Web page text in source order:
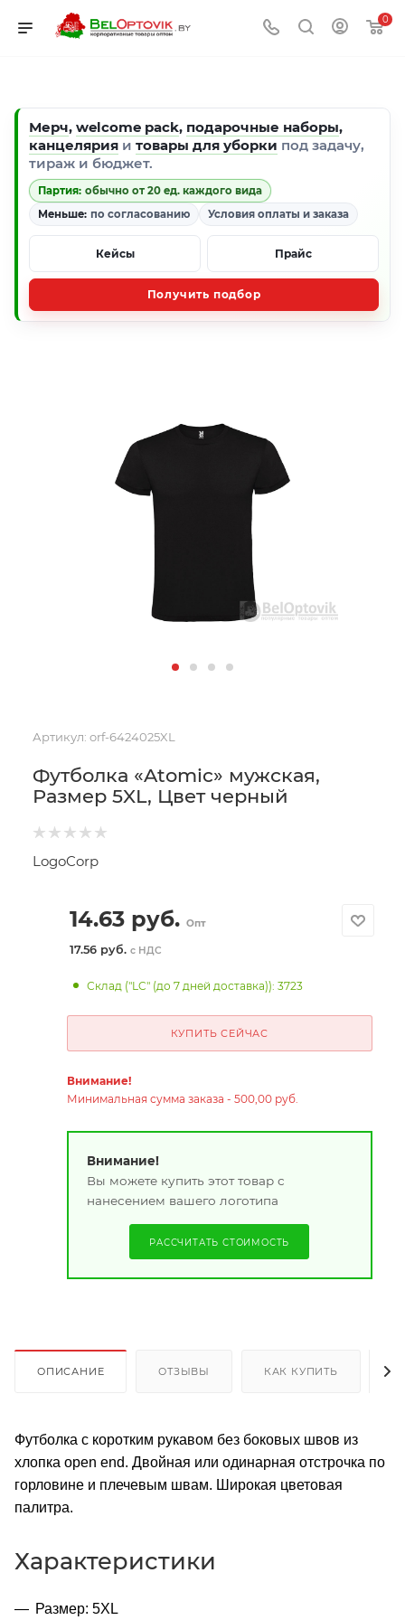
0
Мерч, welcome pack, подарочные наборы,
канцелярия и товары для уборки под задачу,
тираж и бюджет.
Партия: обычно от 20 ед. каждого вида
Меньше: по согласованию Условия оплаты и заказа
Кейсы Прайс
Получить подбор
Артикул: orf-6424025XL
Футболка «Atomic» мужская,
Размер 5XL, Цвет черный
LogoCorp
14.63руб. Опт
17.56 руб. с НДС
Склад ("LC" (до 7 дней доставка)): 3723
КУПИТЬ СЕЙЧАС
Внимание!
Минимальная сумма заказа - 500,00 руб.
Внимание!
Вы можете купить этот товар с
нанесением вашего логотипа
РАССЧИТАТЬ СТОИМОСТЬ
ОПИСАНИЕ ОТЗЫВЫ КАК КУПИТЬ
Футболка с коротким рукавом без боковых швов из
хлопка open end. Двойная или одинарная отстрочка по
горловине и плечевым швам. Широкая цветовая
палитра.
Характеристики
Размер: 5XL